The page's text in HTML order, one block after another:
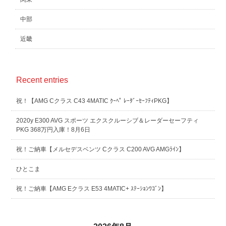
中部
近畿
Recent entries
祝！【AMG Cクラス C43 4MATIC ｸｰﾍﾟ ﾚｰﾀﾞｰｾｰﾌﾃｨPKG】
2020y E300 AVG スポーツ エクスクルーシブ＆レーダーセーフティ
PKG 368万円入庫！8月6日
祝！ご納車【メルセデスベンツ Cクラス C200 AVG AMGﾗｲﾝ】
ひとこま
祝！ご納車【AMG Eクラス E53 4MATIC+ ｽﾃｰｼｮﾝﾜｺﾞﾝ】